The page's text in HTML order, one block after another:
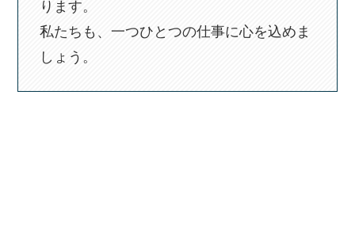
ります。
私たちも、一つひとつの仕事に心を込めま
しょう。